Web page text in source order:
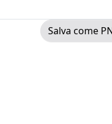
Salva come